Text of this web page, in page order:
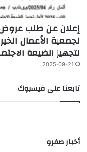
لجمعية الأعمال
لتجهيز الضيعة
2025-09-21
تابعنا على فيسبوك
أخبار صفرو